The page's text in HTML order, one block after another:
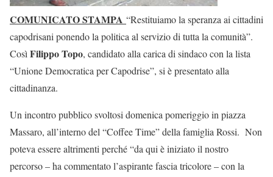
COMUNICATO STAMPA “Restituiamo la speranza ai cittadini
capodrisani ponendo la politica al servizio di tutta la comunità”.
Così Filippo Topo, candidato alla carica di sindaco con la lista
“Unione Democratica per Capodrise”, si è presentato alla
cittadinanza.
Un incontro pubblico svoltosi domenica pomeriggio in piazza
Massaro, all’interno del “Coffee Time” della famiglia Rossi. Non
poteva essere altrimenti perché “da qui è iniziato il nostro
percorso – ha commentato l’aspirante fascia tricolore – con la